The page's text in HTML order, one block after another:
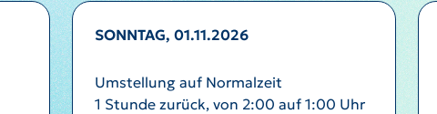
SONNTAG, 01.11.2026
Umstellung auf Normalzeit
1 Stunde zurück, von 2:00 auf 1:00 Uhr